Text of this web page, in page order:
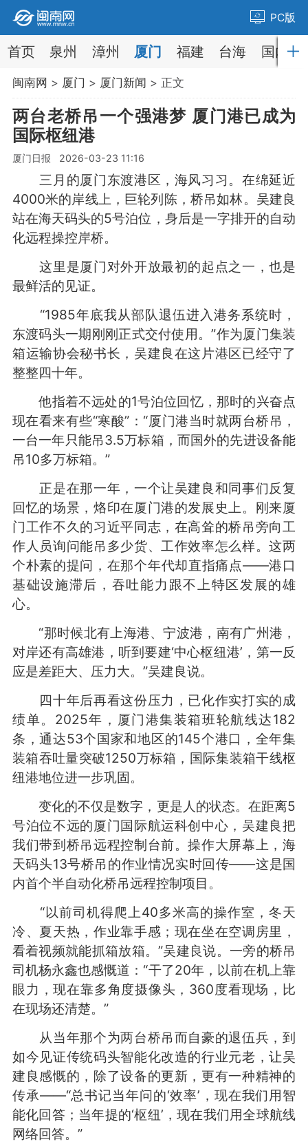
PC版
首页 泉州 漳州 厦门 福建 台海 国内
闽南网 > 厦门 > 厦门新闻 > 正文
两台老桥吊一个强港梦 厦门港已成为
国际枢纽港
厦门日报 2026-03-23 11:16
三月的厦门东渡港区，海风习习。在绵延近
4000米的岸线上，巨轮列陈，桥吊如林。吴建良
站在海天码头的5号泊位，身后是一字排开的自动
化远程操控岸桥。
这里是厦门对外开放最初的起点之一，也是
最鲜活的见证。
“1985年底我从部队退伍进入港务系统时，
东渡码头一期刚刚正式交付使用。”作为厦门集装
箱运输协会秘书长，吴建良在这片港区已经守了
整整四十年。
他指着不远处的1号泊位回忆，那时的兴奋点
现在看来有些“寒酸”：“厦门港当时就两台桥吊，
一台一年只能吊3.5万标箱，而国外的先进设备能
吊10多万标箱。”
正是在那一年，一个让吴建良和同事们反复
回忆的场景，烙印在厦门港的发展史上。刚来厦
门工作不久的习近平同志，在高耸的桥吊旁向工
作人员询问能吊多少货、工作效率怎么样。这两
个朴素的提问，在那个年代却直指痛点——港口
基础设施滞后，吞吐能力跟不上特区发展的雄
心。
“那时候北有上海港、宁波港，南有广州港，
对岸还有高雄港，听到要建‘中心枢纽港’，第一反
应是差距大、压力大。”吴建良说。
四十年后再看这份压力，已化作实打实的成
绩单。2025年，厦门港集装箱班轮航线达182
条，通达53个国家和地区的145个港口，全年集
装箱吞吐量突破1250万标箱，国际集装箱干线枢
纽港地位进一步巩固。
变化的不仅是数字，更是人的状态。在距离5
号泊位不远的厦门国际航运科创中心，吴建良把
我们带到桥吊远程控制台前。操作大屏幕上，海
天码头13号桥吊的作业情况实时回传——这是国
内首个半自动化桥吊远程控制项目。
“以前司机得爬上40多米高的操作室，冬天
冷、夏天热，作业靠手感；现在坐在空调房里，
看着视频就能抓箱放箱。”吴建良说。一旁的桥吊
司机杨永鑫也感慨道：“干了20年，以前在机上靠
眼力，现在靠多角度摄像头，360度看现场，比
在现场还清楚。”
从当年那个为两台桥吊而自豪的退伍兵，到
如今见证传统码头智能化改造的行业元老，让吴
建良感慨的，除了设备的更新，更有一种精神的
传承——“总书记当年问的‘效率’，现在我们用智
能化回答；当年提的‘枢纽’，现在我们用全球航线
网络回答。”